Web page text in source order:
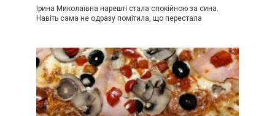
Ірина Миколаївна нарешті стала спокійною за сина.
Навіть сама не одразу помітила, що перестала